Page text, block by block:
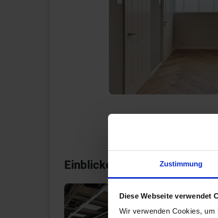
Zustimmung
Diese Webseite verwendet
Wir verwenden Cookies,
Einblicke in unsere